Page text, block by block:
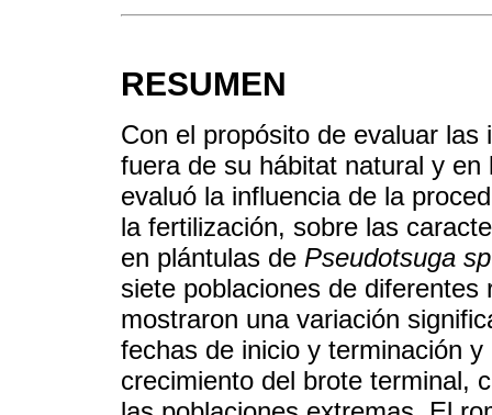
RESUMEN
Con el propósito de evaluar
fuera de su hábitat natural y
evaluó la influencia de la
la fertilización, sobre las
en plántulas de Pseudotsuga sp
siete poblaciones de
mostraron una variación
fechas de inicio y terminación
crecimiento del brote terminal,